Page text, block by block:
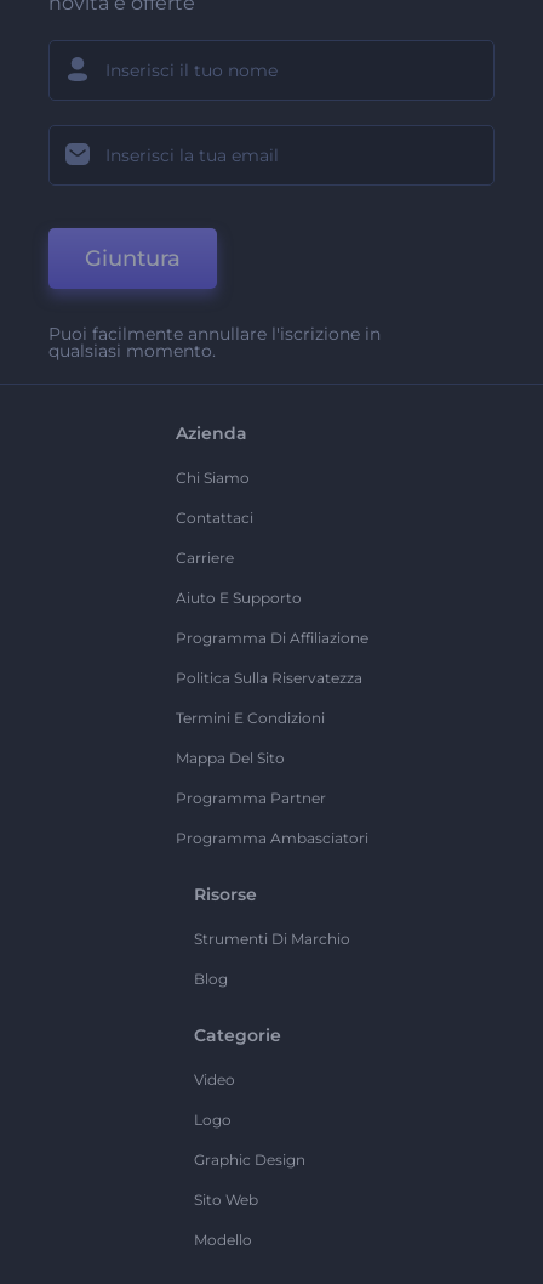
Giuntura
Puoi facilmente annullare l'iscrizione in
qualsiasi momento.
Azienda
Chi Siamo
Contattaci
Carriere
Aiuto E Supporto
Programma Di Affiliazione
Politica Sulla Riservatezza
Termini E Condizioni
Mappa Del Sito
Programma Partner
Programma Ambasciatori
Risorse
Strumenti Di Marchio
Blog
Categorie
Video
Logo
Graphic Design
Sito Web
Modello